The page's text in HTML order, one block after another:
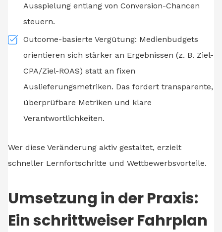
Ausspielung entlang von Conversion-Chancen
steuern.
Outcome-basierte Vergütung: Medienbudgets
orientieren sich stärker an Ergebnissen (z. B. Ziel-
CPA/Ziel-ROAS) statt an fixen
Auslieferungsmetriken. Das fordert transparente,
überprüfbare Metriken und klare
Verantwortlichkeiten.
Wer diese Veränderung aktiv gestaltet, erzielt
schneller Lernfortschritte und Wettbewerbsvorteile.
Umsetzung in der Praxis:
Ein schrittweiser Fahrplan